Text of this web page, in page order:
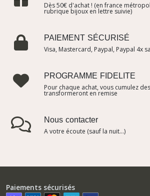
Dès 50€ d'achat ! (en france
rubrique bijoux en lettre suivie)
PAIEMENT SÉCURISÉ
Visa, Mastercard, Paypal, Paypal 4x
PROGRAMME FIDELITE
Pour chaque achat, vous cumulez
transformeront en remise
Nous contacter
A votre écoute (sauf la nuit...)
Paiements sécurisés